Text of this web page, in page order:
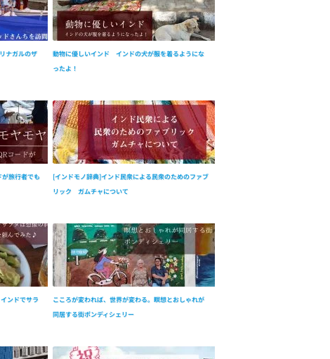
ナガルのザ
動物に優しいインド インドの犬が服を着るようにな
ったよ！
が旅行者でも
[インドモノ辞典]インド民衆による民衆のためのファブ
リック ガムチャについて
ンドでサラ
こころが変われば、世界が変わる。瞑想とおしゃれが
同居する街ポンディシェリー